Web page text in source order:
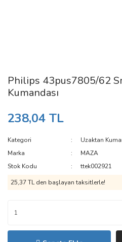
Philips 43pus7805/62
Kumandası
238,04 TL
Kategori
Uzaktan
Marka
MAZA
Stok Kodu
ttek002921
25,37 TL den başlayan taksitlerle!